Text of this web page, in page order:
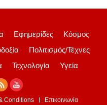
Εφημερίδες
Κόσμος
Πολιτισμός/Τέχνες
Τεχνολογία Υγεία
Conditions Επικοινωνία